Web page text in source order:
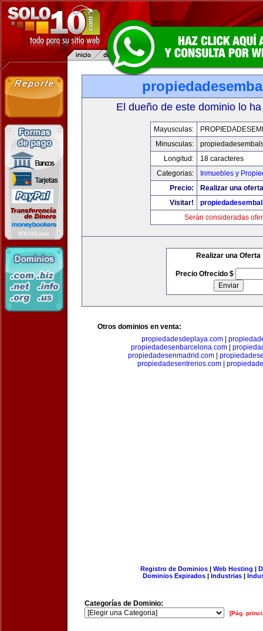
El dueño de este dominio lo
Mayusculas:
Minusculas:
Longitud:
18 caracteres
Categorias:
Inmuebles y
Precio:
Realizar una
Visitar!
Serán consideradas
Realizar una Oferta
Precio Ofrecido $
Otros dominios en venta:
propiedadesdeplaya.com
propiedadesenbarcelona.com
propiedadesenmadrid.com
propiedadesentrerios.com|
Registro de Dominios| Web Hosting |
Dominios Expirados | Industrias |
Categorías de Dominio:
[Pág.